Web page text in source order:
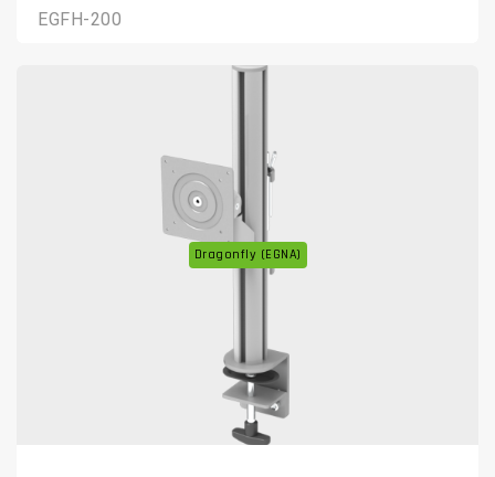
EGFH-200
Dragonfly (EGNA)